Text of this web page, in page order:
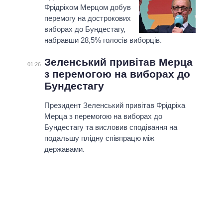
Фрідріхом Мерцом добув
перемогу на дострокових
виборах до Бундестагу,
набравши 28,5% голосів виборців.
01:26 Зеленський привітав Мерца
з перемогою на виборах до
Бундестагу
Президент Зеленський привітав Фрідріха
Мерца з перемогою на виборах до
Бундестагу та висловив сподівання на
подальшу плідну співпрацю між
державами.